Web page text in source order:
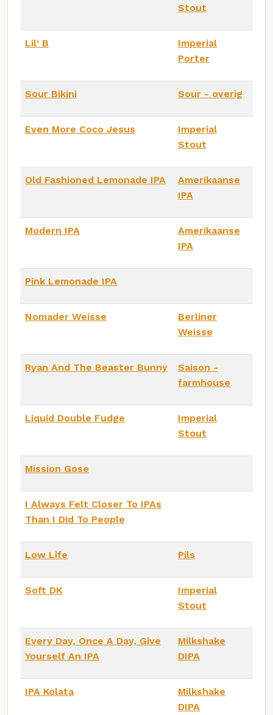
Stout
Lil' B
Imperial
Porter
Sour Bikini Sour - overig
Even More Coco Jesus
Imperial
Stout
Old Fashioned Lemonade IPA
Amerikaanse
IPA
Modern IPA
Amerikaanse
IPA
Pink Lemonade IPA
Nomader Weisse
Berliner
Weisse
Ryan And The Beaster Bunny
Saison -
farmhouse
Liquid Double Fudge
Imperial
Stout
Mission Gose
I Always Felt Closer To IPAs
Than I Did To People
Low Life Pils
Soft DK
Imperial
Stout
Every Day, Once A Day, Give
Yourself An IPA
Milkshake
DIPA
IPA Kolata
Milkshake
DIPA